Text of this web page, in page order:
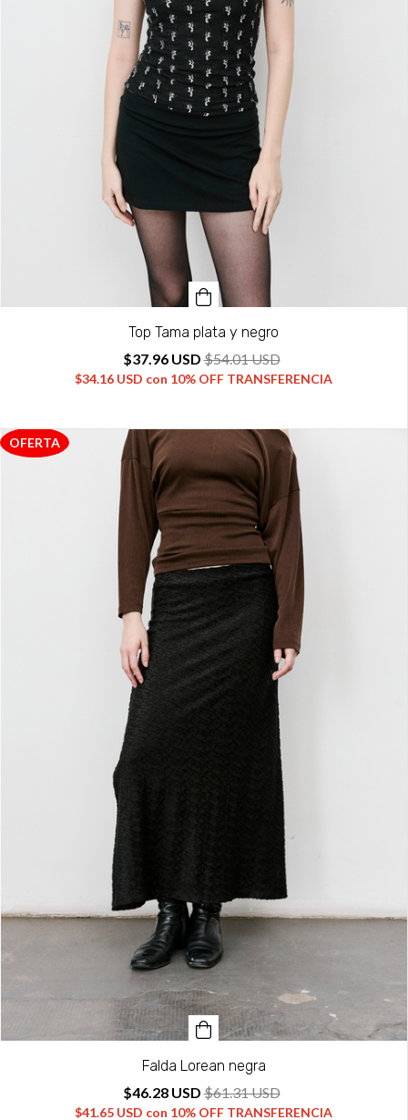
Top Tama plata y negro
$37.96 USD$54.01 USD
$34.16 USD con 10% OFF TRANSFERENCIA
Falda Lorean negra
$46.28 USD$61.31 USD
$41.65 USD con 10% OFF TRANSFERENCIA